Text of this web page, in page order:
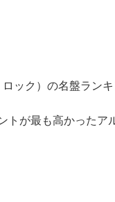
ック）の名盤ランキ
トが最も高かったア